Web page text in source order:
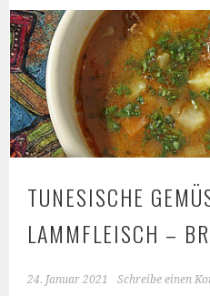
TUNESISCHE
LAMMFLEISCH –
24. Januar 2021 Schreibe einen